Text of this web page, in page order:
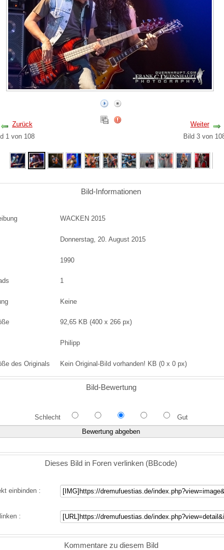
Zurück
1 von 108
Weiter
Bild 3 von
Bild-Informationen
WACKEN 2015
Donnerstag, 20. August 2015
1990
1
Keine
92,65 KB (400 x 266 px)
Philipp
des Originals Kein Original-Bild vorhanden! KB (0 x 0 px)
Bild-Bewertung
Schlecht Gut
Dieses Bild in Foren verlinken (BBcode)
einbinden :
:
Kommentare zu diesem Bild